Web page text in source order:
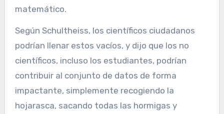
matemático.
Según Schultheiss, los científicos ciudadanos
podrían llenar estos vacíos, y dijo que los no
científicos, incluso los estudiantes, podrían
contribuir al conjunto de datos de forma
impactante, simplemente recogiendo la
hojarasca, sacando todas las hormigas y